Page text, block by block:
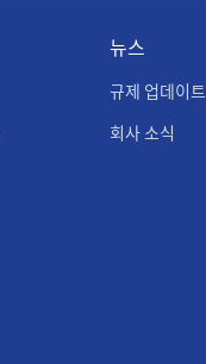
뉴스
규제 업데이트
회사 소식